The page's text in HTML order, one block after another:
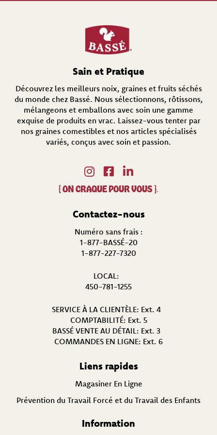
Sain et Pratique
Découvrez les meilleurs noix, graines et fruits séchés
du monde chez Bassé. Nous sélectionnons, rôtissons,
mélangeons et emballons avec soin une gamme
exquise de produits en vrac. Laissez-vous tenter par
nos graines comestibles et nos articles spécialisés
variés, conçus avec soin et passion.
{ ON CRAQUE POUR VOUS }®
Contactez-nous
Numéro sans frais :
1-877-BASSÉ-20
1-877-227-7320
LOCAL:
450-781-1255
SERVICE À LA CLIENTÈLE: Ext. 4
COMPTABILITÉ: Ext. 5
BASSÉ VENTE AU DÉTAIL: Ext. 3
COMMANDES EN LIGNE: Ext. 6
Liens rapides
Magasiner En Ligne
Prévention du Travail Forcé et du Travail des Enfants
Information